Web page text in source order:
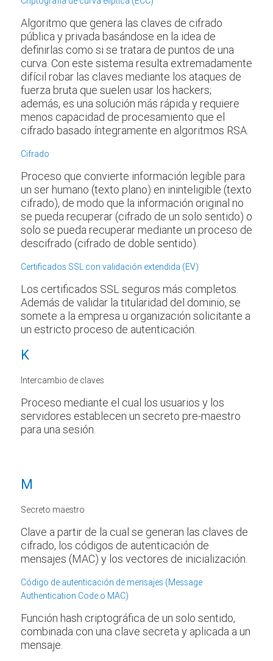
Algoritmo que genera las claves de cifrado
pública y privada basándose en la idea de
definirlas como si se tratara de puntos de una
curva. Con este sistema resulta extremadamente
difícil robar las claves mediante los ataques de
fuerza bruta que suelen usar los hackers;
además, es una solución más rápida y requiere
menos capacidad de procesamiento que el
cifrado basado íntegramente en algoritmos RSA.
Cifrado
Proceso que convierte información legible para
un ser humano (texto plano) en ininteligible (texto
cifrado), de modo que la información original no
se pueda recuperar (cifrado de un solo sentido) o
solo se pueda recuperar mediante un proceso de
descifrado (cifrado de doble sentido).
Certificados SSL con validación extendida (EV)
Los certificados SSL seguros más completos.
Además de validar la titularidad del dominio, se
somete a la empresa u organización solicitante a
un estricto proceso de autenticación.
K
Intercambio de claves
Proceso mediante el cual los usuarios y los
servidores establecen un secreto pre-maestro
para una sesión.
M
Secreto maestro
Clave a partir de la cual se generan las claves de
cifrado, los códigos de autenticación de
mensajes (MAC) y los vectores de inicialización.
Código de autenticación de mensajes (Message
Authentication Code o MAC)
Función hash criptográfica de un solo sentido,
combinada con una clave secreta y aplicada a un
mensaje.